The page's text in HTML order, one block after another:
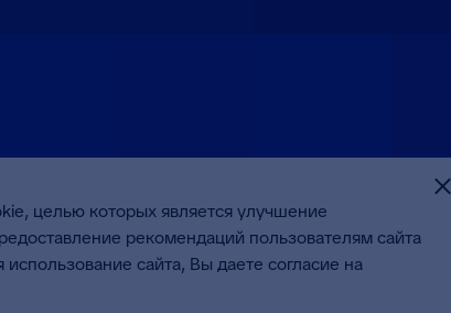
целью которых является улучшение
рекомендаций пользователям сайта
сайта, Вы даете согласие на